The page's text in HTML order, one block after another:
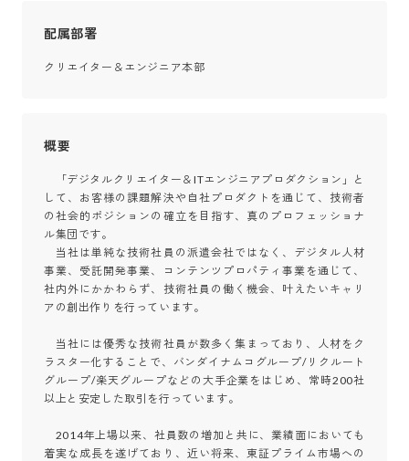
配属部署
クリエイター＆エンジニア本部
概要
「デジタルクリエイター＆ITエンジニアプロダクション」と
して、お客様の課題解決や自社プロダクトを通じて、技術者
の社会的ポジションの確立を目指す、真のプロフェッショナ
ル集団です。
当社は単純な技術社員の派遣会社ではなく、デジタル人材
事業、受託開発事業、コンテンツプロパティ事業を通じて、
社内外にかかわらず、技術社員の働く機会、叶えたいキャリ
アの創出作りを行っています。
当社には優秀な技術社員が数多く集まっており、人材をク
ラスター化することで、バンダイナムコグループ/リクルート
グループ/楽天グループなどの大手企業をはじめ、常時200社
以上と安定した取引を行っています。
2014年上場以来、社員数の増加と共に、業績面においても
着実な成長を遂げており、近い将来、東証プライム市場への